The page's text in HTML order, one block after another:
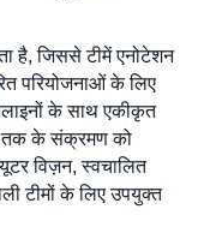
है, जिससे टीमें एनोटेशन
परियोजनाओं के लिए
के साथ एकीकृत
तक के संक्रमण को
विज़न, स्वचालित
टीमों के लिए उपयुक्त